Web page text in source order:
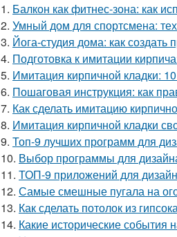
1. Балкон как фитнес-зона: как
2. Умный дом для спортсмена:
3. Йога-студия дома: как создать
4. Подготовка к имитации
5. Имитация кирпичной кладки:
6. Пошаговая инструкция: как
7. Как сделать имитацию
8. Имитация кирпичной кладки
9. Топ-9 лучших программ для
10. Выбор программы для
11. ТОП-9 приложений для
12. Самые смешные пугала на
13. Как сделать потолок из
14. Какие исторические